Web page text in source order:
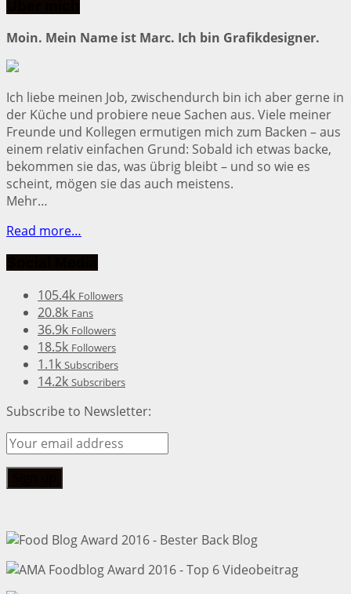
Moin. Mein Name ist Marc. Ich bin Grafikdesigner.
Ich liebe meinen Job, zwischendurch bin ich aber gerne in
der Küche und probiere neue Sachen aus. Viele meiner
Freunde und Kollegen ermutigen mich zum Backen – aus
einem relativ einfachen Grund: Sobald ich etwas backe,
bekommen sie das, was übrig bleibt – und so wie es
scheint, mögen sie das auch meistens.
Mehr…
Read more…
105.4k Followers
20.8k Fans
36.9k Followers
18.5k Followers
1.1k Subscribers
14.2k Subscribers
Subscribe to Newsletter: